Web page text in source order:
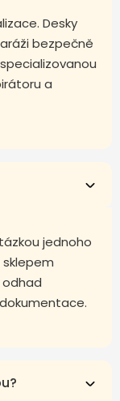
Desky
bezpečně
a
jednoho